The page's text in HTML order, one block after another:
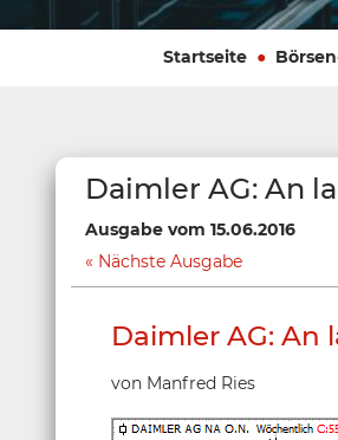
Startseite
Daimler AG: An
Ausgabe vom 15.06.2016
Nächste Ausgabe
Daimler AG:
von Manfred Ries